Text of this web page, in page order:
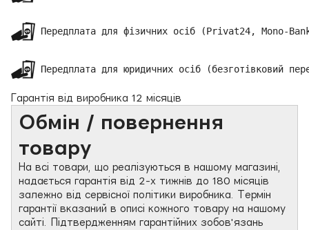
Передплата для фізичних осіб (Privat24, Mono-
Передплата для юридичних осіб (безготівковий
Гарантія від виробника 12 місяців
Обмін / повернення
товару
На всі товари, що реалізуються в нашому магазині,
надається гарантія від 2-х тижнів до 180 місяців
залежно від сервісної політики виробника. Термін
гарантії вказаний в описі кожного товару на нашому
сайті. Підтвердженням гарантійних зобов'язань